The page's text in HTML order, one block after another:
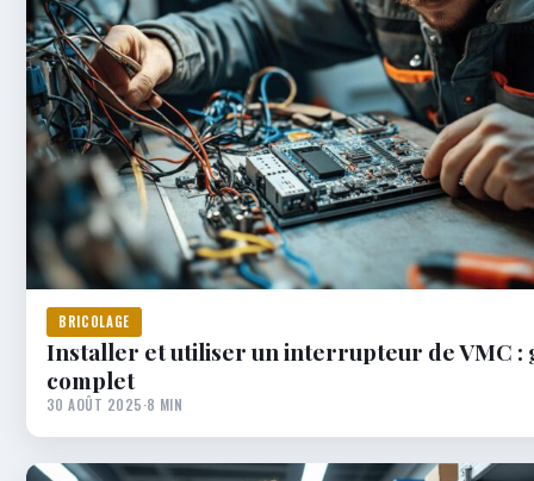
BRICOLAGE
Installer et utiliser un interrupteur de VMC :
complet
30 AOÛT 2025·8 MIN